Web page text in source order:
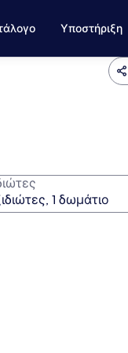
Υποστήριξη